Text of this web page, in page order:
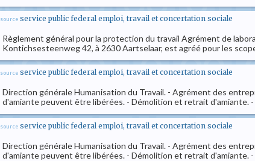
source service public federal emploi, travail et concertation sociale
Règlement général pour la protection du travail Agrément de
Kontichsesteenweg 42, à 2630 Aartselaar, est agréé pour les
source service public federal emploi, travail et concertation sociale
Direction générale Humanisation du Travail. - Agrément des
d'amiante peuvent être libérées. - Démolition et retrait d'amiante.
source service public federal emploi, travail et concertation sociale
Direction générale Humanisation du Travail. - Agrément des
d'amiante peuvent être libérées. - Démolition et retrait d'amiante. -